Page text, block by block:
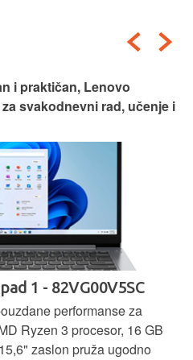
i praktičan, Lenovo
svakodnevni rad, učenje i
1 - 82VG00V5SC
performanse za
Ryzen 3 procesor, 16 GB
zaslon pruža ugodno